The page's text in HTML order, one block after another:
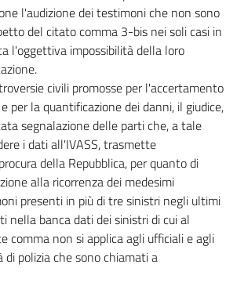
l'audizione dei testimoni che non sono
del citato comma 3-bis nei soli casi in
l'oggettiva impossibilità della loro
civili promosse per l'accertamento
per la quantificazione dei danni, il giudice,
segnalazione delle parti che, a tale
i dati all'IVASS, trasmette
della Repubblica, per quanto di
alla ricorrenza dei medesimi
presenti in più di tre sinistri negli ultimi
nella banca dati dei sinistri di cui al
comma non si applica agli ufficiali e agli
polizia che sono chiamati a